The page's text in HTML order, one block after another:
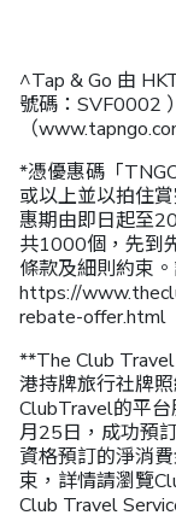
^Tap & Go 由
號碼：SVF0002
（
*憑優惠碼「
或以上並以拍住
惠期由即日起至
共1000個，先到
條款及細則約束
https://
rebate-offer.html
**The Club
港持牌旅行社牌
ClubTravel的平
月25日，成功預
資格預訂的淨消
束，詳情請瀏覽
Club Travel